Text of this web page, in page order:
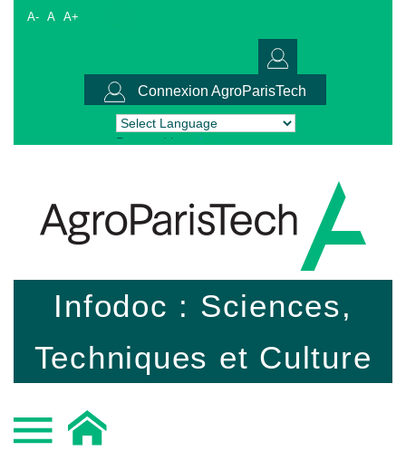
A- A A+
Connexion AgroParisTech
Powered by Translate
Infodoc : Sciences,
Techniques et Culture